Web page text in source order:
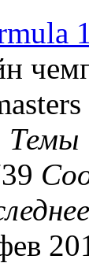
Темы